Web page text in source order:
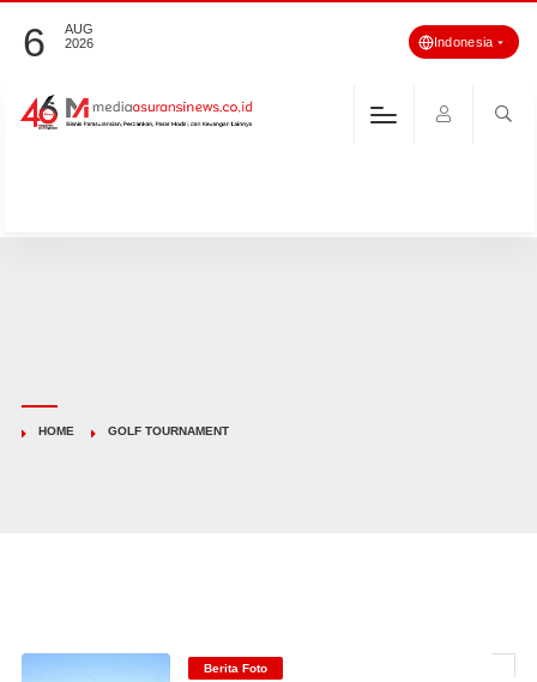
6
AUG
2026
Indonesia
HOME GOLF TOURNAMENT
Berita Foto